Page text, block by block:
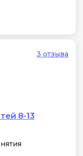
3 отзыва
8-13